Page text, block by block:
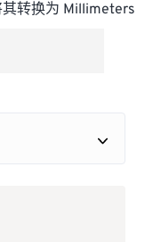
转换为 Millimeters